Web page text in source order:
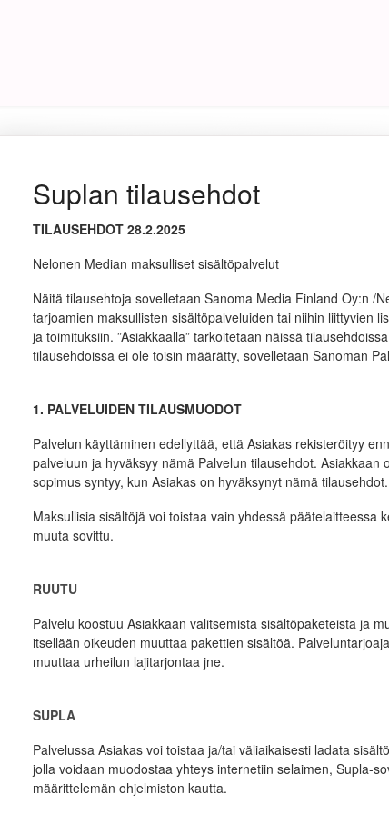
Suplan tilausehdot
TILAUSEHDOT 28.2.2025
Nelonen Median maksulliset sisältöpalvelut
Näitä tilausehtoja sovelletaan Sanoma Media Finland Oy:n /
tarjoamien maksullisten sisältöpalveluiden tai niihin liittyvien
ja toimituksiin. ”Asiakkaalla” tarkoitetaan näissä
tilausehdoissa ei ole toisin määrätty, sovelletaan Sanoman
1. PALVELUIDEN TILAUSMUODOT
Palvelun käyttäminen edellyttää, että Asiakas rekisteröityy
palveluun ja hyväksyy nämä Palvelun tilausehdot. Asiakkaan
sopimus syntyy, kun Asiakas on hyväksynyt nämä tilausehdot.
Maksullisia sisältöjä voi toistaa vain yhdessä päätelaitteessa
muuta sovittu.
RUUTU
Palvelu koostuu Asiakkaan valitsemista sisältöpaketeista ja
itsellään oikeuden muuttaa pakettien sisältöä.
muuttaa urheilun lajitarjontaa jne.
SUPLA
Palvelussa Asiakas voi toistaa ja/tai väliaikaisesti ladata
jolla voidaan muodostaa yhteys internetiin selaimen, Supla-
määrittelemän ohjelmiston kautta.